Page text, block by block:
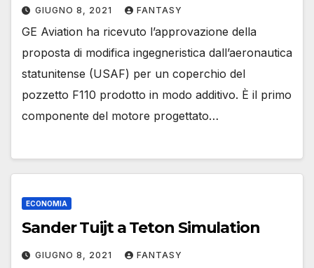
GIUGNO 8, 2021 FANTASY
GE Aviation ha ricevuto l’approvazione della
proposta di modifica ingegneristica dall’aeronautica
statunitense (USAF) per un coperchio del
pozzetto F110 prodotto in modo additivo. È il primo
componente del motore progettato…
ECONOMIA
Sander Tuijt a Teton Simulation
GIUGNO 8, 2021 FANTASY